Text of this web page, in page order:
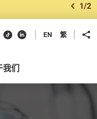
上一个
2/2
抖音领英 EN 繁 分享
我们